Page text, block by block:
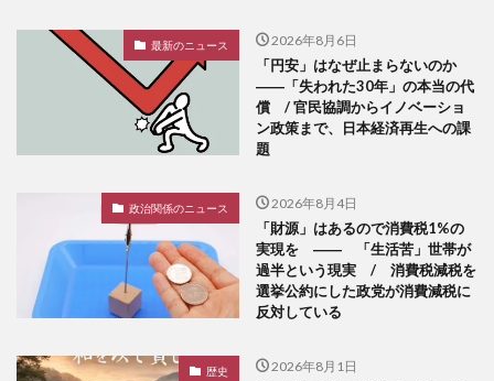
最新のニュース 2026年8月6日
「円安」はなぜ止まらないのか
――「失われた30年」の本当の代
償 / 官民協調からイノベーショ
ン政策まで、日本経済再生への課
題
政治関係のニュース 2026年8月4日
「財源」はあるので消費税1%の
実現を ―― 「生活苦」世帯が
過半という現実 / 消費税減税を
選挙公約にした政党が消費減税に
反対している
歴史 2026年8月1日